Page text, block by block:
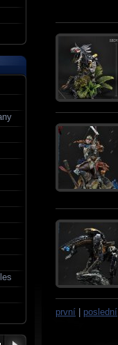
první poslední